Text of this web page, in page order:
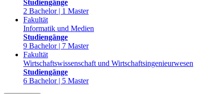
Studiengänge
2 Bachelor | 1 Master
Fakultät
Informatik und Medien
Studiengänge
9 Bachelor | 7 Master
Fakultät
Wirtschaftswissenschaft und Wirtschaftsingenieurwesen
Studiengänge
6 Bachelor | 5 Master